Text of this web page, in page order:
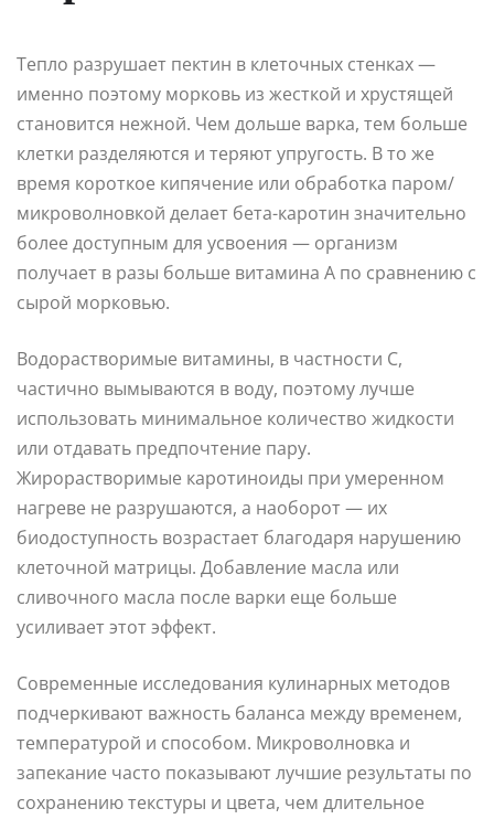
Тепло разрушает пектин в клеточных стенках —
именно поэтому морковь из жесткой и хрустящей
становится нежной. Чем дольше варка, тем больше
клетки разделяются и теряют упругость. В то же
время короткое кипячение или обработка паром/
микроволновкой делает бета-каротин значительно
более доступным для усвоения — организм
получает в разы больше витамина А по сравнению с
сырой морковью.
Водорастворимые витамины, в частности C,
частично вымываются в воду, поэтому лучше
использовать минимальное количество жидкости
или отдавать предпочтение пару.
Жирорастворимые каротиноиды при умеренном
нагреве не разрушаются, а наоборот — их
биодоступность возрастает благодаря нарушению
клеточной матрицы. Добавление масла или
сливочного масла после варки еще больше
усиливает этот эффект.
Современные исследования кулинарных методов
подчеркивают важность баланса между временем,
температурой и способом. Микроволновка и
запекание часто показывают лучшие результаты по
сохранению текстуры и цвета, чем длительное